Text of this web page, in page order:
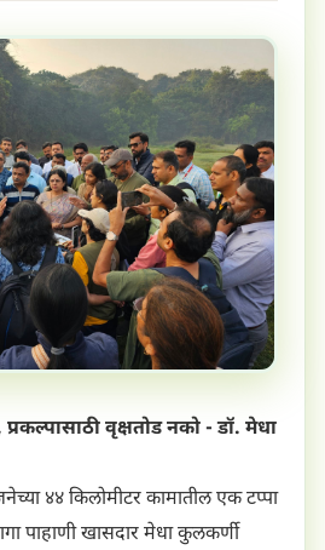
वृक्षतोड नको - डॉ. मेधा
४४ किलोमीटर कामातील एक टप्पा
पाहाणी खासदार मेधा कुलकर्णी